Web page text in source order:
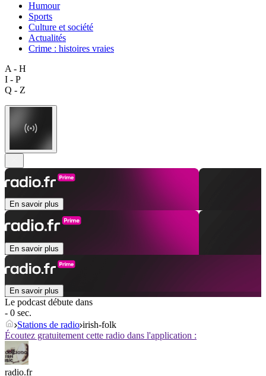
Humour
Sports
Culture et société
Actualités
Crime : histoires vraies
A - H
I - P
Q - Z
En savoir plus
En savoir plus
En savoir plus
Le podcast débute dans
- 0 sec.
Stations de radio irish-folk
Écoutez gratuitement cette radio dans l'application :
radio.fr